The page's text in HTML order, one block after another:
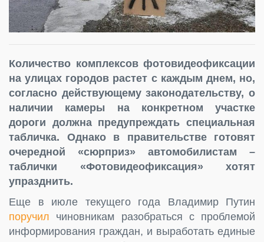
Количество комплексов фотовидеофиксации
на улицах городов растет с каждым днем, но,
согласно действующему законодательству, о
наличии камеры на конкретном участке
дороги должна предупреждать специальная
табличка. Однако в правительстве готовят
очередной «сюрприз» автомобилистам –
таблички «Фотовидеофиксация» хотят
упразднить.
Еще в июле текущего года Владимир Путин
поручил чиновникам разобраться с проблемой
информирования граждан, и выработать единые